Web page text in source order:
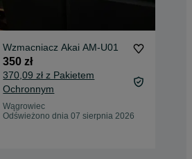
Wzmacniacz Akai AM-U01
350 zł
370,09 zł z Pakietem
Ochronnym
Wągrowiec
Odświeżono dnia 07 sierpnia 2026